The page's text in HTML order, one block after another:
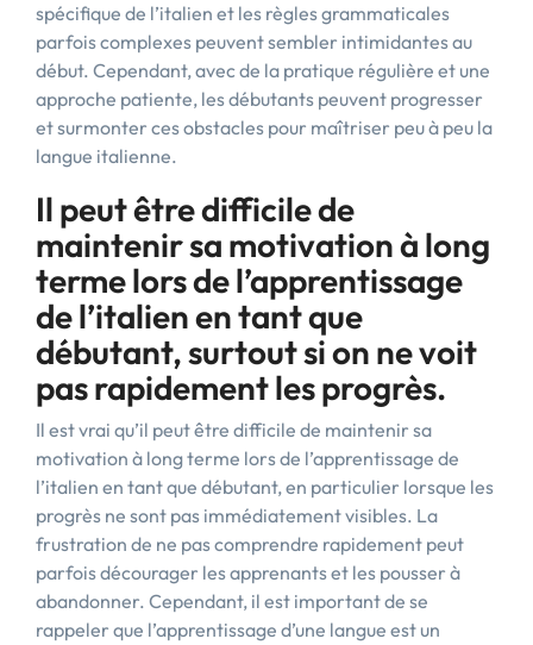
spécifique de l’italien et les règles grammaticales
parfois complexes peuvent sembler intimidantes au
début. Cependant, avec de la pratique régulière et une
approche patiente, les débutants peuvent progresser
et surmonter ces obstacles pour maîtriser peu à peu la
langue italienne.
Il peut être difficile de
maintenir sa motivation à long
terme lors de l’apprentissage
de l’italien en tant que
débutant, surtout si on ne voit
pas rapidement les progrès.
Il est vrai qu’il peut être difficile de maintenir sa
motivation à long terme lors de l’apprentissage de
l’italien en tant que débutant, en particulier lorsque les
progrès ne sont pas immédiatement visibles. La
frustration de ne pas comprendre rapidement peut
parfois décourager les apprenants et les pousser à
abandonner. Cependant, il est important de se
rappeler que l’apprentissage d’une langue est un